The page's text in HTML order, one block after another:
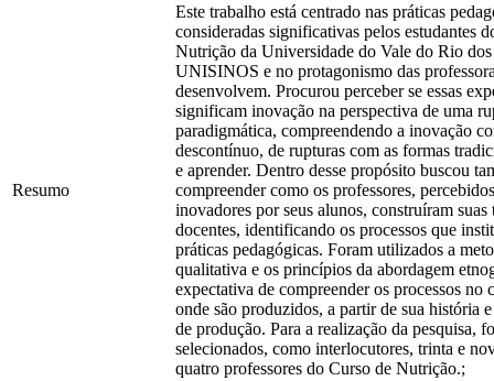
Resumo
Este trabalho está centrado nas práticas
consideradas significativas pelos estudantes
Nutrição da Universidade do Vale do Rio
UNISINOS e no protagonismo das
desenvolvem. Procurou perceber se essas
significam inovação na perspectiva de uma
paradigmática, compreendendo a inovação
descontínuo, de rupturas com as formas
e aprender. Dentro desse propósito buscou
compreender como os professores,
inovadores por seus alunos, construíram suas
docentes, identificando os processos que
práticas pedagógicas. Foram utilizados a
qualitativa e os princípios da abordagem
expectativa de compreender os processos no
onde são produzidos, a partir de sua história
de produção. Para a realização da pesquisa,
selecionados, como interlocutores, trinta e
quatro professores do Curso de Nutrição.;